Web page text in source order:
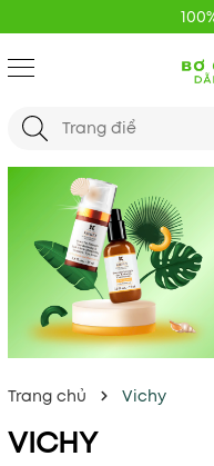
Trang chủ Vichy
VICHY